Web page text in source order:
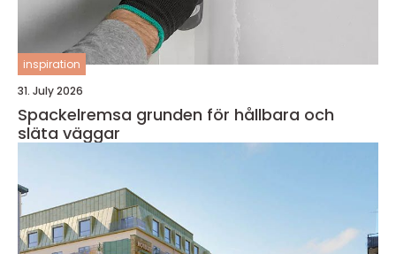
inspiration
31. July 2026
Spackelremsa grunden för hållbara och
släta väggar